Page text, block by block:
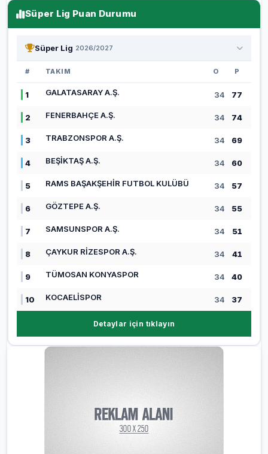
Süper Lig Puan Durumu
Süper Lig 2026/2027
# TAKIM O P
1 GALATASARAY A.Ş. 34 77
2 FENERBAHÇE A.Ş. 34 74
3 TRABZONSPOR A.Ş. 34 69
4 BEŞİKTAŞ A.Ş. 34 60
5 RAMS BAŞAKŞEHİR FUTBOL KULÜBÜ 34 57
6 GÖZTEPE A.Ş. 34 55
7 SAMSUNSPOR A.Ş. 34 51
8 ÇAYKUR RİZESPOR A.Ş. 34 41
9 TÜMOSAN KONYASPOR 34 40
10 KOCAELİSPOR 34 37
Detaylar için tıklayın